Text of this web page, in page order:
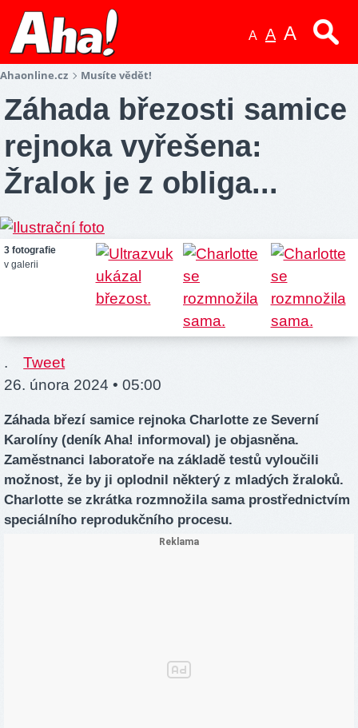
A A A
Ahaonline.cz Musíte vědět!
Záhada březosti samice
rejnoka vyřešena:
Žralok je z obliga...
3 fotografie
v galerii
.
Tweet
26. února 2024 • 05:00
Záhada březí samice rejnoka Charlotte ze Severní
Karolíny (deník Aha! informoval) je objasněna.
Zaměstnanci laboratoře na základě testů vyloučili
možnost, že by ji oplodnil některý z mladých žraloků.
Charlotte se zkrátka rozmnožila sama prostřednictvím
speciálního reprodukčního procesu.